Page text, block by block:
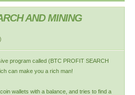
AND MINING
)
program called (BTC PROFIT SEARCH
can make you a rich man!
wallets with a balance, and tries to find a